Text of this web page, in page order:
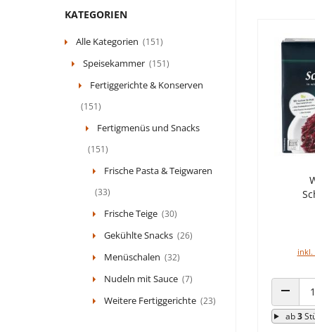
KATEGORIEN
Alle Kategorien (151)
Speisekammer (151)
Fertiggerichte & Konserven
(151)
Fertigmenüs und Snacks
(151)
Frische Pasta & Teigwaren
(33)
Frische Teige (30)
Gekühlte Snacks (26)
Menüschalen (32)
Nudeln mit Sauce (7)
Weitere Fertiggerichte (23)
inkl.
ab3